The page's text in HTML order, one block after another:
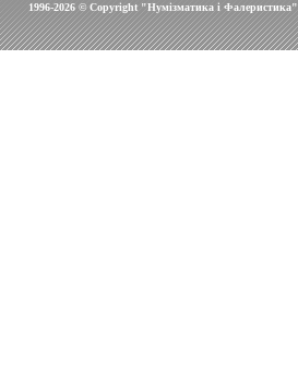
1996-2026 © Copyright "Нумізматика і Фалеристика"